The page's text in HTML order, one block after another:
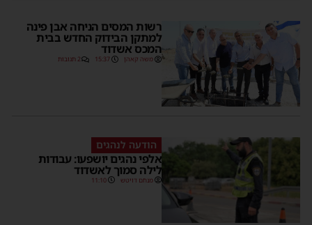
רשות המסים הניחה אבן פינה
למתקן הבידוק החדש בבית
המכס אשדוד
משה קאהן 15:37 2 תגובות
הודעה לנהגים
אלפי נהגים יושפעו: עבודות
לילה סמוך לאשדוד
מנחם דויטש 11:10